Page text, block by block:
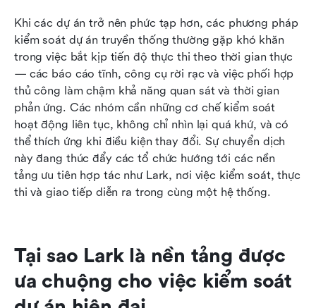
Khi các dự án trở nên phức tạp hơn, các phương pháp
kiểm soát dự án truyền thống thường gặp khó khăn
trong việc bắt kịp tiến độ thực thi theo thời gian thực
— các báo cáo tĩnh, công cụ rời rạc và việc phối hợp
thủ công làm chậm khả năng quan sát và thời gian
phản ứng. Các nhóm cần những cơ chế kiểm soát
hoạt động liên tục, không chỉ nhìn lại quá khứ, và có
thể thích ứng khi điều kiện thay đổi. Sự chuyển dịch
này đang thúc đẩy các tổ chức hướng tới các nền
tảng ưu tiên hợp tác như Lark, nơi việc kiểm soát, thực
thi và giao tiếp diễn ra trong cùng một hệ thống.
Tại sao Lark là nền tảng được
ưa chuộng cho việc kiểm soát